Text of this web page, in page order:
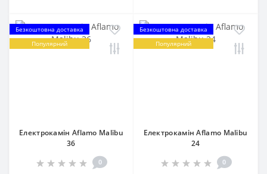
Безкоштовна доставка
Популярний
Електрокамін Aflamo Malibu
36
0
Безкоштовна доставка
Популярний
Електрокамін Aflamo Malibu
24
0